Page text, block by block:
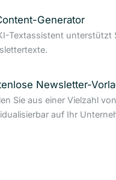
Generator
Textassistent unterstützt
Newsletter-
Sie aus einer Vielzahl
auf Ihr